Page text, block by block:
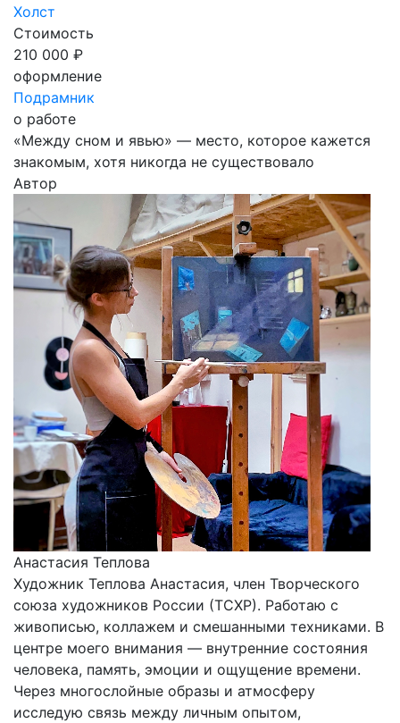
Холст
Стоимость
210 000 ₽
оформление
Подрамник
о работе
«Между сном и явью» — место, которое кажется
знакомым, хотя никогда не существовало
Автор
Анастасия Теплова
Художник Теплова Анастасия, член Творческого
союза художников России (ТСХР). Работаю с
живописью, коллажем и смешанными техниками. В
центре моего внимания — внутренние состояния
человека, память, эмоции и ощущение времени.
Через многослойные образы и атмосферу
исследую связь между личным опытом,